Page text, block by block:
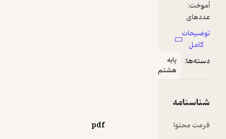
عددهای
صحیح و
چند
معادله
توضیحات
کامل
دسته‌ها:
پایه
هشتم
شناسنامه
فرمت محتوا pdf